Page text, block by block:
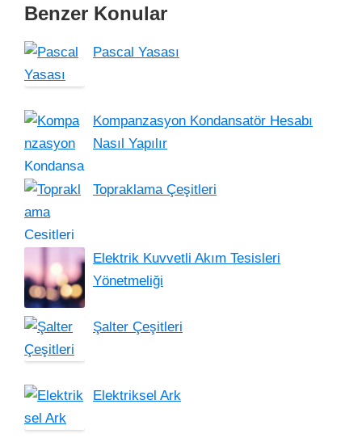
Benzer Konular
Pascal Yasası
Kompanzasyon Kondansatör Hesabı
Nasıl Yapılır
Topraklama Çeşitleri
Elektrik Kuvvetli Akım Tesisleri
Yönetmeliği
Şalter Çeşitleri
Elektriksel Ark